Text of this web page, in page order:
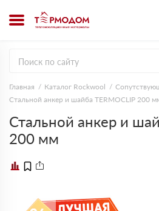
Главная Каталог Rockwool
Стальной анкер и шайба TERMOCLIP 200
Стальной анкер и
200 мм